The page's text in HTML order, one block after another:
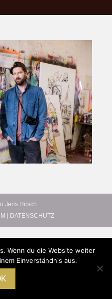
Jens Hirsch
| DATENSCHUTZ
Wenn du die Website weiter
Einverständnis aus.